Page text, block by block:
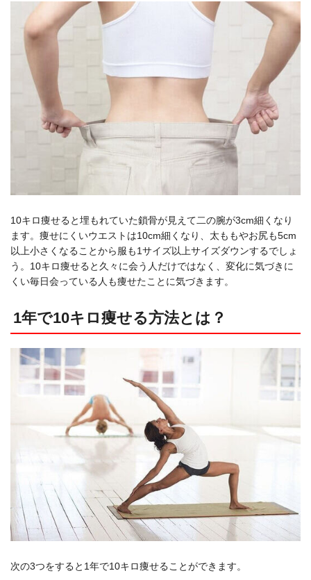
10キロ痩せると埋もれていた鎖骨が見えて二の腕が3cm細くなり
ます。痩せにくいウエストは10cm細くなり、太ももやお尻も5cm
以上小さくなることから服も1サイズ以上サイズダウンするでしょ
う。10キロ痩せると久々に会う人だけではなく、変化に気づきに
くい毎日会っている人も痩せたことに気づきます。
1年で10キロ痩せる方法とは？
次の3つをすると1年で10キロ痩せることができます。